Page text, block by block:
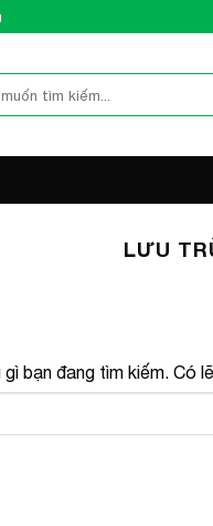
LƯU
bạn đang tìm kiếm. Có